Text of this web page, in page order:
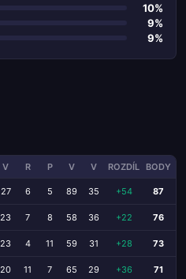
10%
9%
9%
V R P V V ROZDÍL BODY
27 6 5 89 35 +54 87
23 7 8 58 36 +22 76
23 4 11 59 31 +28 73
20 11 7 65 29 +36 71